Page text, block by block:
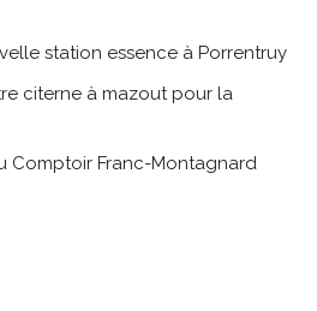
station essence à Porrentruy
citerne à mazout pour la
Comptoir Franc-Montagnard